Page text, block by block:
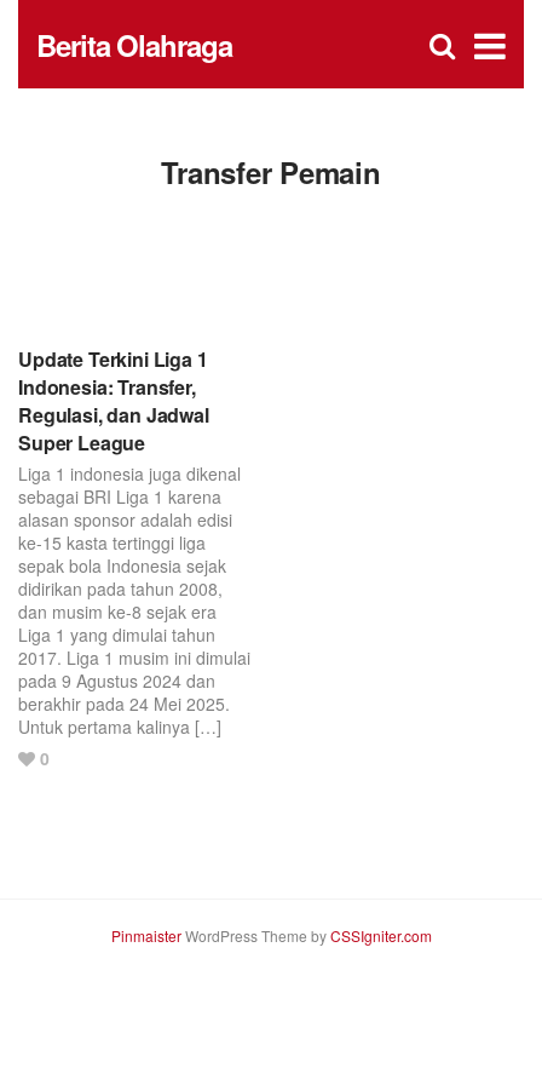
×
Berita Olahraga
Open
Transfer Pemain
Update Terkini Liga 1
Indonesia: Transfer,
Regulasi, dan Jadwal
Super League
Liga 1 indonesia juga dikenal
sebagai BRI Liga 1 karena
alasan sponsor adalah edisi
ke-15 kasta tertinggi liga
sepak bola Indonesia sejak
didirikan pada tahun 2008,
dan musim ke-8 sejak era
Liga 1 yang dimulai tahun
2017. Liga 1 musim ini dimulai
pada 9 Agustus 2024 dan
berakhir pada 24 Mei 2025.
Untuk pertama kalinya […]
Love
0
PinmaisterWordPress Theme byCSSIgniter.com